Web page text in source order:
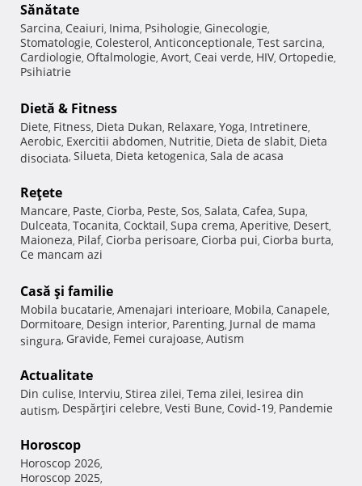
Sănătate
Sarcina, Ceaiuri, Inima, Psihologie, Ginecologie,
Stomatologie, Colesterol, Anticonceptionale, Test sarcina,
Cardiologie, Oftalmologie, Avort, Ceai verde, HIV, Ortopedie,
Psihiatrie
Dietă & Fitness
Diete, Fitness, Dieta Dukan, Relaxare, Yoga, Intretinere,
Aerobic, Exercitii abdomen, Nutritie, Dieta de slabit, Dieta
disociata, Silueta, Dieta ketogenica, Sala de acasa
Reţete
Mancare, Paste, Ciorba, Peste, Sos, Salata, Cafea, Supa,
Dulceata, Tocanita, Cocktail, Supa crema, Aperitive, Desert,
Maioneza, Pilaf, Ciorba perisoare, Ciorba pui, Ciorba burta,
Ce mancam azi
Casă şi familie
Mobila bucatarie, Amenajari interioare, Mobila, Canapele,
Dormitoare, Design interior, Parenting, Jurnal de mama
singura, Gravide, Femei curajoase, Autism
Actualitate
Din culise, Interviu, Stirea zilei, Tema zilei, Iesirea din
autism, Despărţiri celebre, Vesti Bune, Covid-19, Pandemie
Horoscop
Horoscop 2026,
Horoscop 2025,